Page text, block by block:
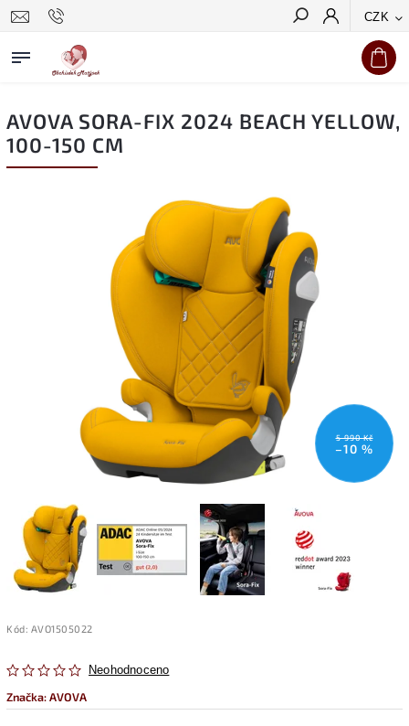
CZK
Hledat
AVOVA SORA-FIX 2024 BEACH YELLOW,
100-150 CM
5 990 Kč
–10 %
Kód: AVO1505022
Neohodnoceno
Značka:AVOVA